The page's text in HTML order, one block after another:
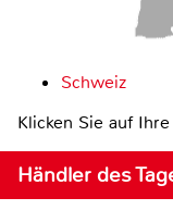
Schweiz
Klicken Sie auf
Händler des